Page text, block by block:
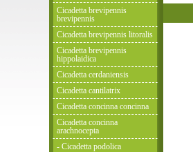
Cicadetta brevipennis
brevipennis
Cicadetta brevipennis litoralis
Cicadetta brevipennis
hippolaidica
Cicadetta cerdaniensis
Cicadetta cantilatrix
Cicadetta concinna concinna
Cicadetta concinna
arachnocepta
- Cicadetta podolica